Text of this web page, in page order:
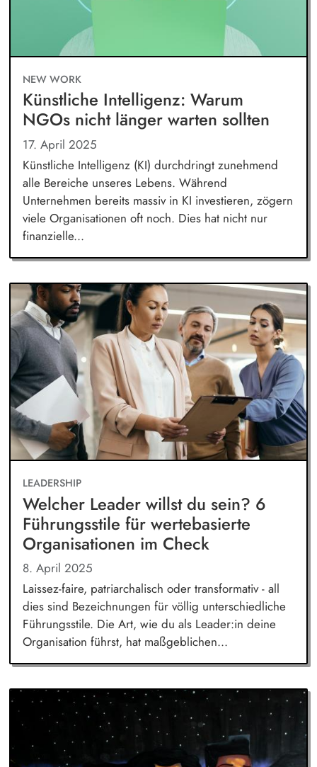
NEW WORK
Künstliche Intelligenz: Warum
NGOs nicht länger warten sollten
17. April 2025
Künstliche Intelligenz (KI) durchdringt zunehmend
alle Bereiche unseres Lebens. Während
Unternehmen bereits massiv in KI investieren, zögern
viele Organisationen oft noch. Dies hat nicht nur
finanzielle...
LEADERSHIP
Welcher Leader willst du sein? 6
Führungsstile für wertebasierte
Organisationen im Check
8. April 2025
Laissez-faire, patriarchalisch oder transformativ - all
dies sind Bezeichnungen für völlig unterschiedliche
Führungsstile. Die Art, wie du als Leader:in deine
Organisation führst, hat maßgeblichen...